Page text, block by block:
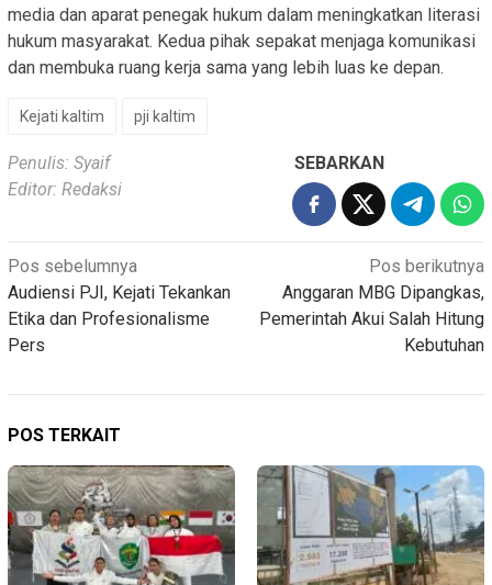
media dan aparat penegak hukum dalam meningkatkan literasi
hukum masyarakat. Kedua pihak sepakat menjaga komunikasi
dan membuka ruang kerja sama yang lebih luas ke depan.
Kejati kaltim pji kaltim
Penulis: Syaif
Editor: Redaksi
SEBARKAN
Navigasi
pos
Pos sebelumnya
Audiensi PJI, Kejati Tekankan
Etika dan Profesionalisme
Pers
Pos berikutnya
Anggaran MBG Dipangkas,
Pemerintah Akui Salah Hitung
Kebutuhan
POS TERKAIT